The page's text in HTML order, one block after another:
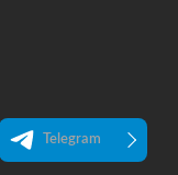
Telegram